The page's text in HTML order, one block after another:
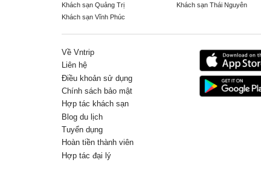
Khách sạn Quảng Trị
Khách sạn Thái Nguyên
Khách sạn Vĩnh Phúc
Về Vntrip
Liên hệ
Điều khoản sử dụng
Chính sách bảo mật
Hợp tác khách sạn
Blog du lịch
Tuyển dụng
Hoàn tiền thành viên
Hợp tác đại lý